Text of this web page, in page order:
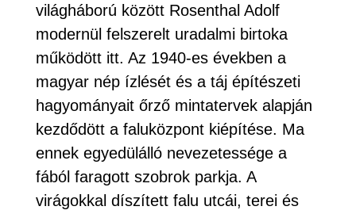
világháború között Rosenthal Adolf
modernül felszerelt uradalmi birtoka
működött itt. Az 1940-es években a
magyar nép ízlését és a táj építészeti
hagyományait őrző mintatervek alapján
kezdődött a faluközpont kiépítése. Ma
ennek egyedülálló nevezetessége a
fából faragott szobrok parkja. A
virágokkal díszített falu utcái, terei és